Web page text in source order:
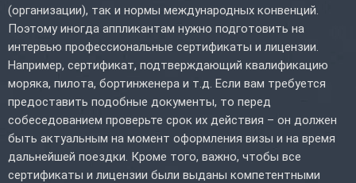
(организации), так и нормы международных конвенций.
Поэтому иногда аппликантам нужно подготовить на
интервью профессиональные сертификаты и лицензии.
Например, сертификат, подтверждающий квалификацию
моряка, пилота, бортинженера и т.д. Если вам требуется
предоставить подобные документы, то перед
собеседованием проверьте срок их действия – он должен
быть актуальным на момент оформления визы и на время
дальнейшей поездки. Кроме того, важно, чтобы все
сертификаты и лицензии были выданы компетентными